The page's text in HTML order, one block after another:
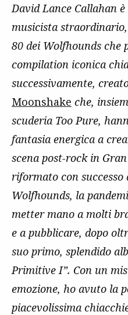
David Lance Callahan
musicista
80 dei Wolfhounds che
compilation iconica
successivamente,
Moonshake che,
scuderia Too Pure,
fantasia energica a
scena post-rock in
riformato con
Wolfhounds, la
metter mano a molti
e a pubblicare, dopo
suo primo, splendido
Primitive I”. Con un
emozione, ho avuto la
piacevolissima